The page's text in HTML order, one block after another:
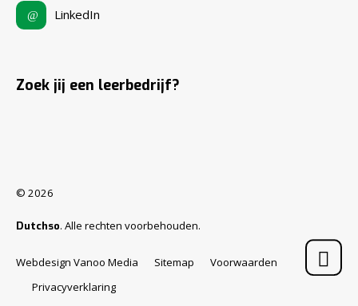
LinkedIn
Zoek jij een leerbedrijf?
© 2026
Dutchso. Alle rechten voorbehouden.
Webdesign Vanoo Media Sitemap
Voorwaarden
Privacyverklaring